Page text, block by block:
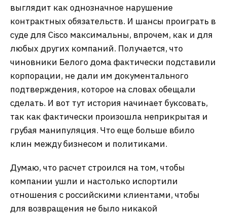
выглядит как однозначное нарушение
контрактных обязательств. И шансы проиграть в
суде для Cisco максимальны, впрочем, как и для
любых других компаний. Получается, что
чиновники Белого дома фактически подставили
корпорации, не дали им документального
подтверждения, которое на словах обещали
сделать. И вот тут история начинает буксовать,
так как фактически произошла неприкрытая и
грубая манипуляция. Что еще больше вбило
клин между бизнесом и политиками.
Думаю, что расчет строился на том, чтобы
компании ушли и настолько испортили
отношения с российскими клиентами, чтобы
для возвращения не было никакой